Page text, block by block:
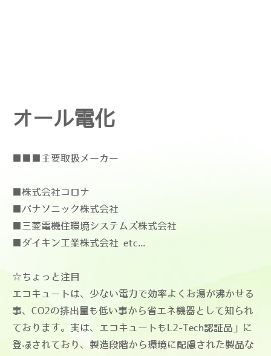
オール電化
■■■主要取扱メーカー
■株式会社コロナ
■パナソニック株式会社
■三菱電機住環境システムズ株式会社
■ダイキン工業株式会社 etc...
☆ちょっと注目
エコキュートは、少ない電力で効率よくお湯が沸かせる
事、CO2の排出量も低い事から省エネ機器として知られ
ております。実は、エコキュートもL2-Tech認証品」に
登録されており、製造段階から環境に配慮された製品な